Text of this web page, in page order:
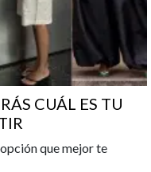
CUÁL ES TU
que mejor te